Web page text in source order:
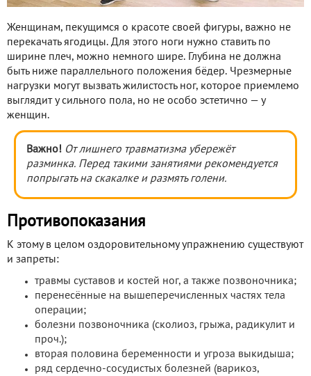
Женщинам, пекущимся о красоте своей фигуры, важно не
перекачать ягодицы. Для этого ноги нужно ставить по
ширине плеч, можно немного шире. Глубина не должна
быть ниже параллельного положения бёдер. Чрезмерные
нагрузки могут вызвать жилистость ног, которое приемлемо
выглядит у сильного пола, но не особо эстетично — у
женщин.
Важно! От лишнего травматизма убережёт
разминка. Перед такими занятиями рекомендуется
попрыгать на скакалке и размять голени.
Противопоказания
К этому в целом оздоровительному упражнению существуют
и запреты:
травмы суставов и костей ног, а также позвоночника;
перенесённые на вышеперечисленных частях тела
операции;
болезни позвоночника (сколиоз, грыжа, радикулит и
проч.);
вторая половина беременности и угроза выкидыша;
ряд сердечно-сосудистых болезней (варикоз,